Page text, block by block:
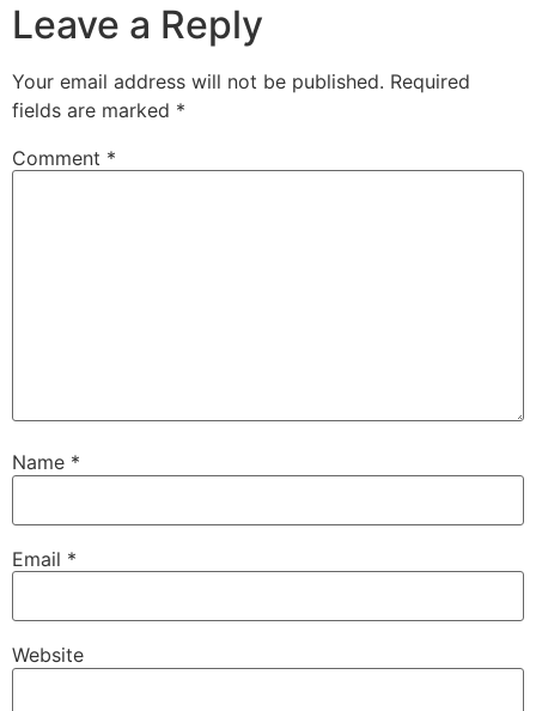
Leave a Reply
Your email address will not be published. Required
fields are marked *
Comment *
Name *
Email *
Website